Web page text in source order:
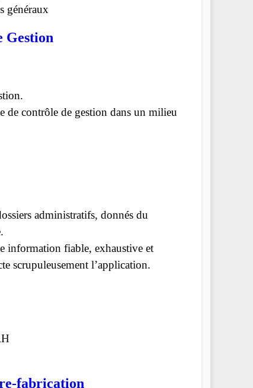
généraux
Gestion
de contrôle de gestion dans un milieu
administratifs, donnés du
information fiable, exhaustive et
scrupuleusement l’application.
fabrication